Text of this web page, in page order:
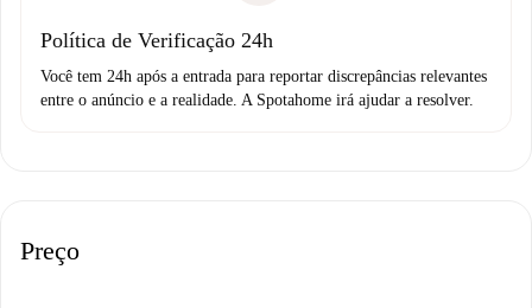
Política de Verificação 24h
Você tem 24h após a entrada para reportar discrepâncias relevantes
entre o anúncio e a realidade. A Spotahome irá ajudar a resolver.
Preço